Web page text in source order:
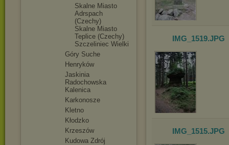
Skalne Miasto
Adrspach
(Czechy)
Skalne Miasto
Teplice (Czechy)
Szczeliniec Wielki
Góry Suche
Henryków
Jaskinia
Radochowska
Kalenica
Karkonosze
Kletno
Kłodzko
Krzeszów
Kudowa Zdrój
IMG_1519.JPG
IMG_1515.JPG